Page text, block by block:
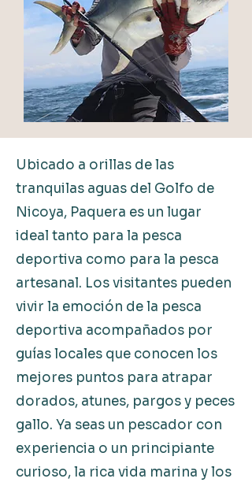
Ubicado a orillas de las
tranquilas aguas del Golfo de
Nicoya, Paquera es un lugar
ideal tanto para la pesca
deportiva como para la pesca
artesanal. Los visitantes pueden
vivir la emoción de la pesca
deportiva acompañados por
guías locales que conocen los
mejores puntos para atrapar
dorados, atunes, pargos y peces
gallo. Ya seas un pescador con
experiencia o un principiante
curioso, la rica vida marina y los